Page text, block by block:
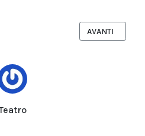
LA PUGLIA SU RAI1 GIOVEDÌ 26
ARTICOLO
AVANTI